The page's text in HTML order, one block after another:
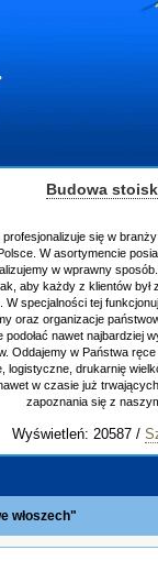
Budowa
profesjonalizuje się w
W asortymencie
w wprawny
aby każdy z klientów był
W specjalności tej
oraz organizacje
podołać nawet najbardziej
Oddajemy w Państwa
logistyczne, drukarnię
w czasie już
zapoznania się z
Wyświetleń: 20587 /
włoszech"